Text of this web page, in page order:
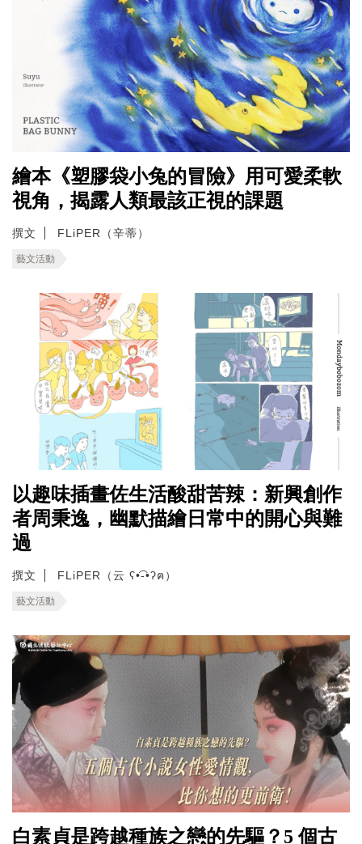
繪本《塑膠袋小兔的冒險》用可愛柔軟
視角，揭露人類最該正視的課題
撰文 FLiPER（辛蒂）
藝文活動
以趣味插畫佐生活酸甜苦辣：新興創作
者周秉逸，幽默描繪日常中的開心與難
過
撰文 FLiPER（云 ʕ•͡-•ʔฅ）
藝文活動
白素貞是跨越種族之戀的先驅？5 個古